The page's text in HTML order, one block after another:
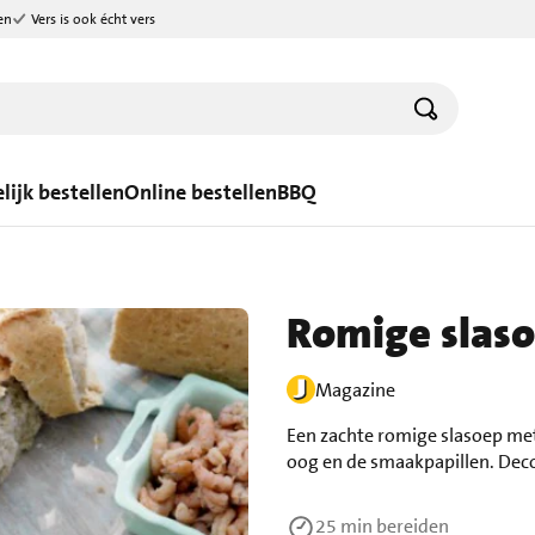
Vers is ook écht vers
bestellenOnline bestellenBBQ
Romige
Magazine
Een zachte romige slasoep
oog en de smaakpapillen.
25 min bereiden